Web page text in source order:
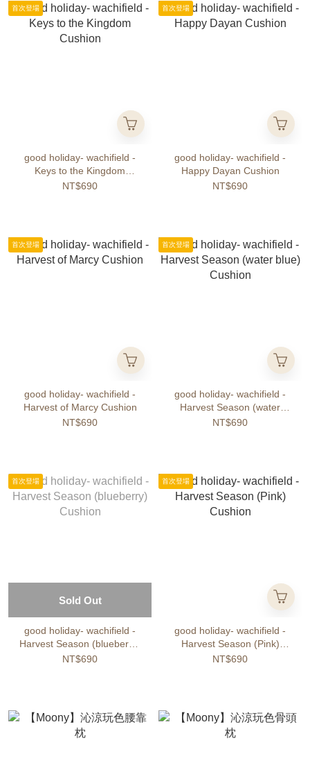
首次登場
good holiday- wachifield -
Keys to the Kingdom
Cushion
NT$690
首次登場
good holiday- wachifield -
Happy Dayan Cushion
NT$690
首次登場
good holiday- wachifield -
Harvest of Marcy Cushion
NT$690
首次登場
good holiday- wachifield -
Harvest Season (water
blue) Cushion
NT$690
首次登場
Sold Out
good holiday- wachifield -
Harvest Season (blueberry)
Cushion
NT$690
首次登場
good holiday- wachifield -
Harvest Season (Pink)
Cushion
NT$690